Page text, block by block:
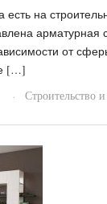
есть на
арматурная
от
[…]
· Строительство